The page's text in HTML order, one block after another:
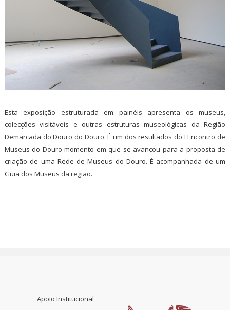
Esta exposição estruturada em painéis apresenta os museus,
colecções visitáveis e outras estruturas museológicas da Região
Demarcada do Douro do Douro. É um dos resultados do I Encontro de
Museus do Douro momento em que se avançou para a proposta de
criação de uma Rede de Museus do Douro. É acompanhada de um
Guia dos Museus da região.
Apoio Institucional